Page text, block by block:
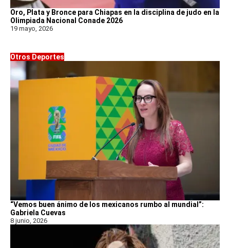
Oro, Plata y Bronce para Chiapas en la disciplina de judo en la
Olimpiada Nacional Conade 2026
19 mayo, 2026
Otros Deportes
“Vemos buen ánimo de los mexicanos rumbo al mundial”:
Gabriela Cuevas
8 junio, 2026